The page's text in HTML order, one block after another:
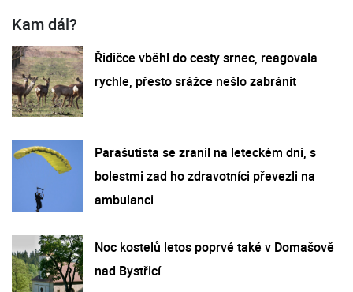
Kam dál?
Řidičce vběhl do cesty srnec, reagovala
rychle, přesto srážce nešlo zabránit
Parašutista se zranil na leteckém dni, s
bolestmi zad ho zdravotníci převezli na
ambulanci
Noc kostelů letos poprvé také v Domašově
nad Bystřicí